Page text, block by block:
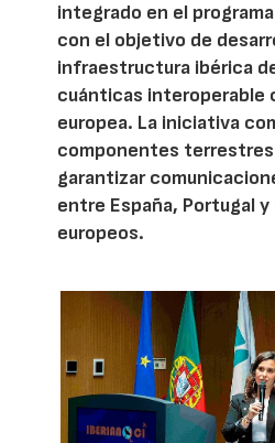
integrado en el
con el objetivo de
infraestructura ibérica
cuánticas interoperable
europea. La iniciativa
componentes terrestres
garantizar
entre España, Portugal
europeos.